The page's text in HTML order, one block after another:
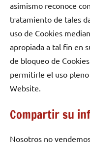
asimismo reconoce
tratamiento de tales
uso de Cookies
apropiada a tal fin en
de bloqueo de
permitirle el uso
Website.
Compartir su
Nosotros no